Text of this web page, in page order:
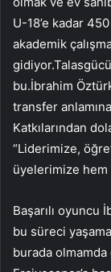
U-18’e kadar
akademik
bu.İbrahim
transfer
Katkılarından
“Liderimize,
üyelerimize hem
Başarılı oyuncu
bu süreci
burada